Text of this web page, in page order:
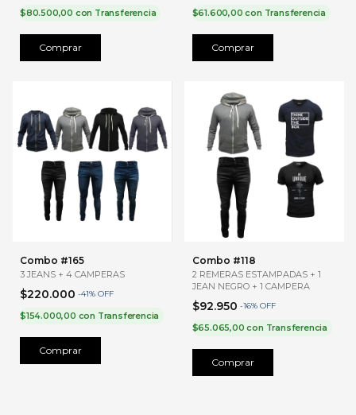
$80.500,00 con Transferencia
Comprar
$61.600,00con Transferencia
Comprar
Combo #165
3 JEANS + 4 CAMPERAS
$220.000 -41% OFF
$154.000,00 con Transferencia
Comprar
Combo #118
2 REMERAS ESTAMPADAS + 1
JEAN NEGRO + 1 CAMPERA
$92.950 -16% OFF
$65.065,00con Transferencia
Comprar